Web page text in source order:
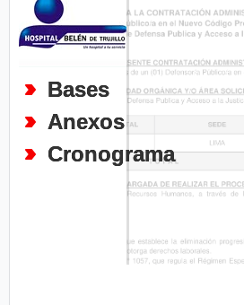
Bases
Anexos
Cronograma